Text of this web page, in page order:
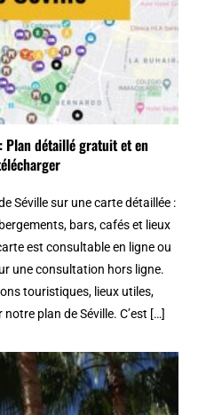
Plan détaillé gratuit et en
Séville sur une carte détaillée :
bars, cafés et lieux
est consultable en ligne ou
une consultation hors ligne.
touristiques, lieux utiles,
plan de Séville. C’est […]